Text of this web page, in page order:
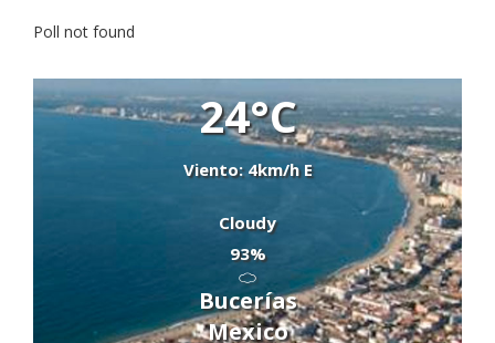
Poll not found
24°C
Viento: 4km/h E
Cloudy
93%
Bucerías
Mexico